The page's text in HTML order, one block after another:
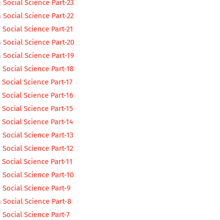
Science Part-23
Science Part-22
Science Part-21
Science Part-20
Science Part-19
Science Part-18
Science Part-17
Science Part-16
Science Part-15
Science Part-14
Science Part-13
Science Part-12
Science Part-11
Science Part-10
Science Part-9
Science Part-8
Science Part-7